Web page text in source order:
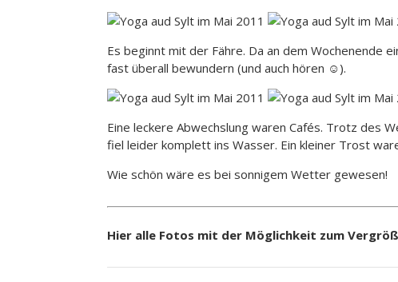
Es beginnt mit der Fähre. Da an dem Wochenende
fast überall bewundern (und auch hören ☺).
Eine leckere Abwechslung waren Cafés. Trotz des
fiel leider komplett ins Wasser. Ein kleiner Trost
Wie schön wäre es bei sonnigem Wetter gewesen!
Hier alle Fotos mit der Möglichkeit zum